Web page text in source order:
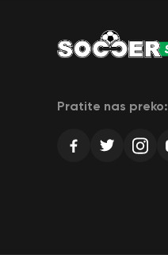
Pratite nas preko: